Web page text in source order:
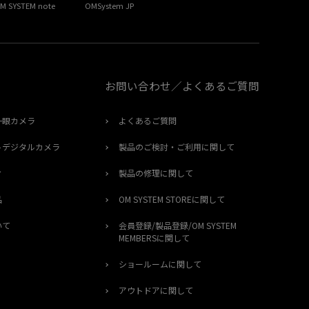
SYSTEM note OMSystem JP
カメラ
ジタルカメラ
お問い合わせ／よくあるご質問
よくあるご質問
製品のご検討・ご利用に関して
製品の修理に関して
OM SYSTEM STOREに関して
会員登録/製品登録/OM SYSTEM
MEMBERSに関して
ショールームに関して
アウトドアに関して